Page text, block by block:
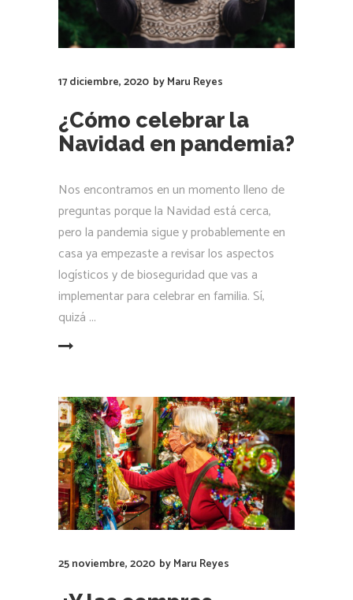
17 diciembre, 2020 byMaru Reyes
¿Cómo celebrar la
Navidad en pandemia?
Nos encontramos en un momento lleno de
preguntas porque la Navidad está cerca,
pero la pandemia sigue y probablemente en
casa ya empezaste a revisar los aspectos
logísticos y de bioseguridad que vas a
implementar para celebrar en familia. Sí,
quizá
25 noviembre, 2020 byMaru Reyes